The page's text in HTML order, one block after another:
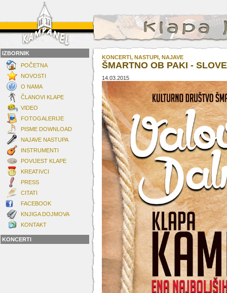
IZBORNIK
POČETNA
NOVOSTI
O NAMA
ČLANOVI KLAPE
VIDEO
FOTOGALERIJE
PISME DOWNLOAD
NAJAVE NASTUPA
INSTRUMENTI
POVIJEST KLAPE
KREATIVCI
PRESS
CITATI
FACEBOOK
KNJIGA DOJMOVA
KONTAKT
KONCERTI
KONCERTI, NASTUPI, NAJAVE
ŠMARTNO OB PAKI -
14.03.2015